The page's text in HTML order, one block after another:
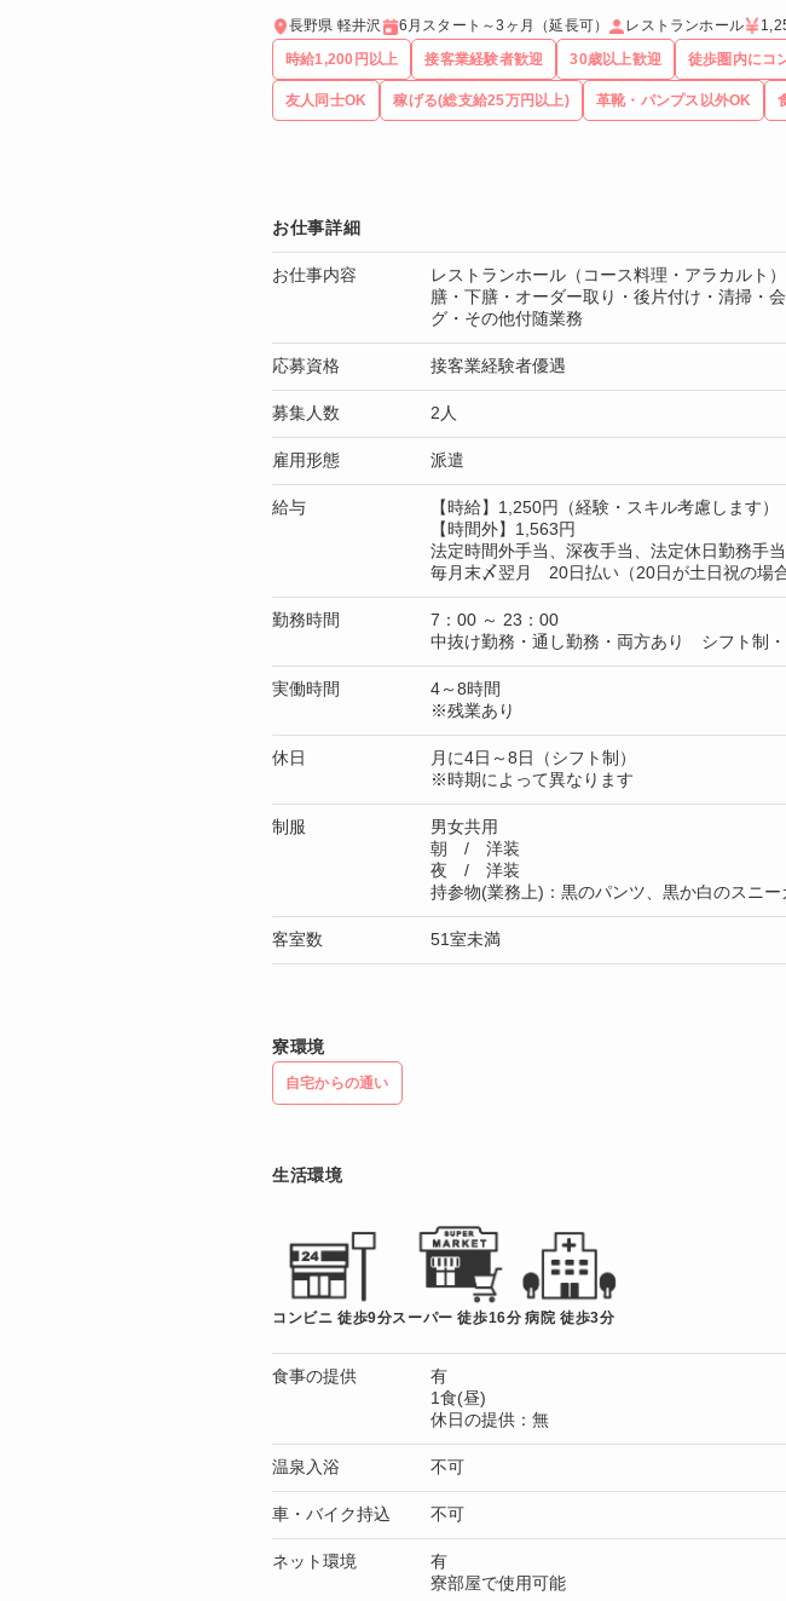
長野県 軽井沢 6月スタート～3ヶ月（延長可） レストランホール
時給1,200円以上 接客業経験者歓迎 30歳以上歓迎 徒歩圏内にコ
友人同士OK 稼げる(総支給25万円以上) 革靴・パンプス以外OK
お仕事詳細
お仕事内容
レストランホール（コース料理・アラカルト
膳・下膳・オーダー取り・後片付け・清掃・
グ・その他付随業務
応募資格 接客業経験者優遇
募集人数 2人
雇用形態 派遣
給与
【時給】1,250円（経験・スキル考慮します）
【時間外】1,563円
法定時間外手当、深夜手当、法定休日勤務手
毎月末〆翌月 20日払い（20日が土日祝の場合
勤務時間
7：00 ～ 23：00
中抜け勤務・通し勤務・両方あり シフト制・
実働時間
4～8時間
※残業あり
休日
月に4日～8日（シフト制）
※時期によって異なります
制服
男女共用
朝 / 洋装
夜 / 洋装
持参物(業務上)：黒のパンツ、黒か白のスニー
客室数 51室未満
寮環境
自宅からの通い
生活環境
コンビニ 徒歩9分スーパー 徒歩16分 病院 徒歩3分
食事の提供
有
1食(昼)
休日の提供：無
温泉入浴 不可
車・バイク持込 不可
ネット環境
有
寮部屋で使用可能